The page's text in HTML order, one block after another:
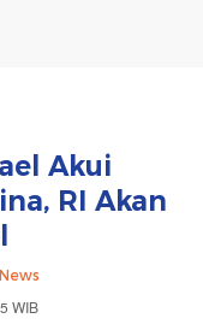
Akui
RI Akan
WIB